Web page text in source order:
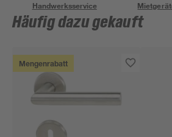
Handwerksservice
Häufig dazu gekauft
Mengenrabatt